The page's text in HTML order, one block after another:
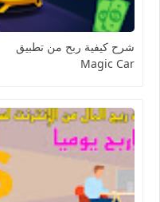
شرح كيفية ربح من تطبيق
Magic Car